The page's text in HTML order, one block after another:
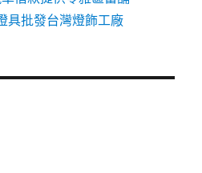
具批發台灣燈飾工廠